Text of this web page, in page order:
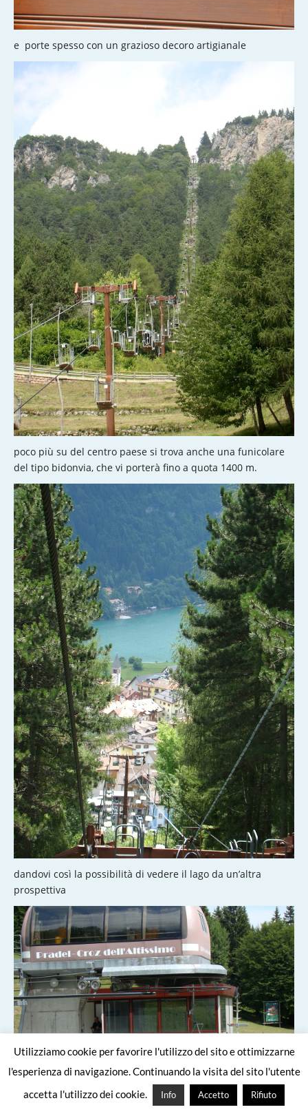
e porte spesso con un grazioso decoro artigianale
poco più su del centro paese si trova anche una funicolare
del tipo bidonvia, che vi porterà fino a quota 1400 m.
dandovi così la possibilità di vedere il lago da un’altra
prospettiva
Utilizziamo cookie per favorire l'utilizzo del sito e ottimizzarne
l'esperienza di navigazione. Continuando la visita del sito l'utente
accetta l'utilizzo dei cookie.
Info Accetto Rifiuto